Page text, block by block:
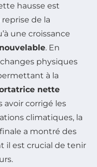
hausse est
de la
une croissance
. En
physiques
à la
nette
avoir corrigé les
climatiques, la
a montré des
il est crucial de tenir